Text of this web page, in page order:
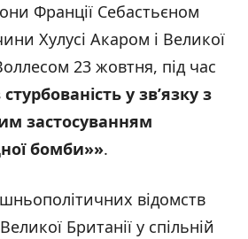
Франції Себастьєном
Хулусі Акаром і Великої
23 жовтня, під час
у зв’язку з
застосуванням
бомби»».
відомств
Британії у спільній